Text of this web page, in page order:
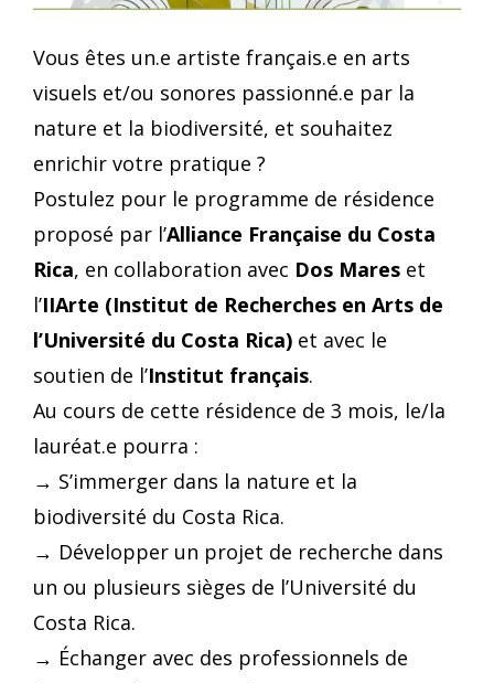
Vous êtes un.e artiste français.e en arts
visuels et/ou sonores passionné.e par la
nature et la biodiversité, et souhaitez
enrichir votre pratique ?
Postulez pour le programme de résidence
proposé par l’Alliance Française du Costa
Rica, en collaboration avec Dos Mares et
l’IIArte (Institut de Recherches en Arts de
l’Université du Costa Rica) et avec le
soutien de l’Institut français.
Au cours de cette résidence de 3 mois, le/la
lauréat.e pourra :
→ S’immerger dans la nature et la
biodiversité du Costa Rica.
→ Développer un projet de recherche dans
un ou plusieurs sièges de l’Université du
Costa Rica.
→ Échanger avec des professionnels de